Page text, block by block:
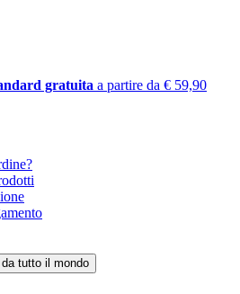
gratuita a partire da € 59,90